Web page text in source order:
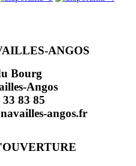
ANGOS
Bourg
Angos
83 85
angos.fr